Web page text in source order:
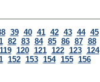
39 40 41 42 43 44 45
82 83 84 85 86 87 88
119 120 121 122 123 124
152 153 154 155 156